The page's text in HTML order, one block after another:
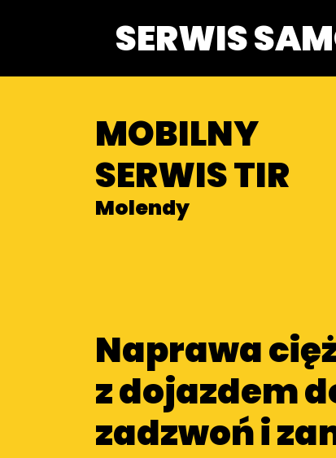
SERWIS
MOBILNY
SERWIS TIR
Molendy
Naprawa
z dojazdem
zadzwoń i